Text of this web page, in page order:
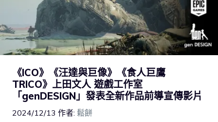
《ICO》《汪達與巨像》《食人巨鷹
TRICO》上田文人 遊戲工作室
「genDESIGN」發表全新作品前導宣傳影片
2024/12/13 作者: 鬆餅